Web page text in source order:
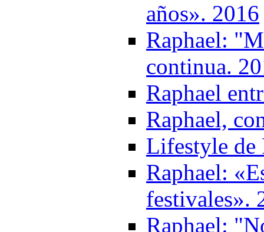
años». 2016
Raphael:
continua.
Raphael
Raphael,
Lifestyle de
Raphael:
festivales».
Raphael: